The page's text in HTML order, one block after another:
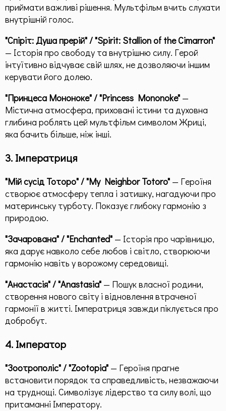
приймати важливі рішення. Мультфільм вчить слухати
внутрішній голос.
"Спіріт: Душа прерій" / "Spirit: Stallion of the Cimarron"
— Історія про свободу та внутрішню силу. Герой
інтуїтивно відчуває свій шлях, не дозволяючи іншим
керувати його долею.
"Принцеса Мононоке" / "Princess Mononoke" —
Містична атмосфера, приховані істини та духовна
глибина роблять цей мультфільм символом Жриці,
яка бачить більше, ніж інші.
3. Імператриця
"Мій сусід Тоторо" / "My Neighbor Totoro" — Героїня
створює атмосферу тепла і затишку, нагадуючи про
материнську турботу. Показує глибоку гармонію з
природою.
"Зачарована" / "Enchanted" — Історія про чарівницю,
яка дарує навколо себе любов і світло, створюючи
гармонію навіть у ворожому середовищі.
"Анастасія" / "Anastasia" — Пошук власної родини,
створення нового світу і відновлення втраченої
гармонії в житті. Імператриця завжди піклується про
добробут.
4. Імператор
"Зоотрополіс" / "Zootopia" — Героїня прагне
встановити порядок та справедливість, незважаючи
на труднощі. Символізує лідерство та силу волі, що
притаманні Імператору.